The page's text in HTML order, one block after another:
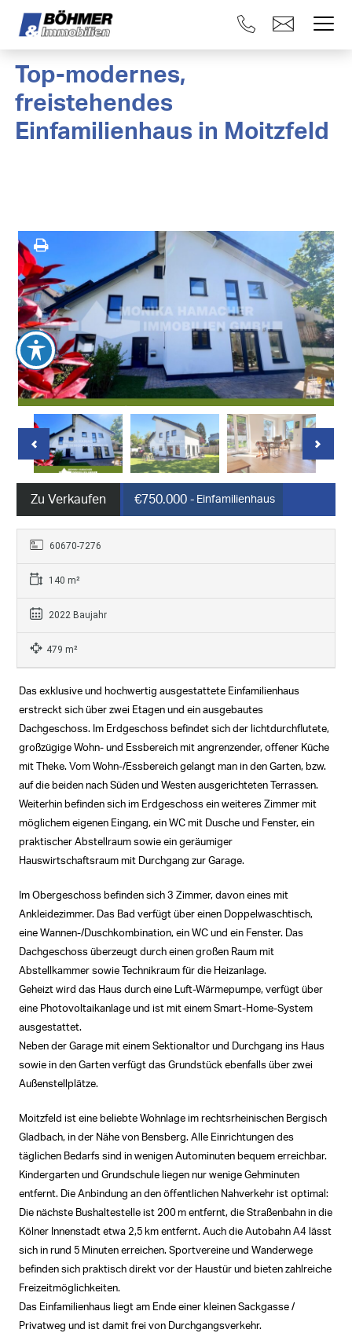
Zu Verkaufen €750.000 - Einfamilienhaus
60670-7276
140 m²
2022 Baujahr
479 m²
Das exklusive und hochwertig ausgestattete Einfamilienhaus
erstreckt sich über zwei Etagen und ein ausgebautes
Dachgeschoss. Im Erdgeschoss befindet sich der lichtdurchflutete,
großzügige Wohn- und Essbereich mit angrenzender, offener Küche
mit Theke. Vom Wohn-/Essbereich gelangt man in den Garten, bzw.
auf die beiden nach Süden und Westen ausgerichteten Terrassen.
Weiterhin befinden sich im Erdgeschoss ein weiteres Zimmer mit
möglichem eigenen Eingang, ein WC mit Dusche und Fenster, ein
praktischer Abstellraum sowie ein geräumiger
Hauswirtschaftsraum mit Durchgang zur Garage.
Im Obergeschoss befinden sich 3 Zimmer, davon eines mit
Ankleidezimmer. Das Bad verfügt über einen Doppelwaschtisch,
eine Wannen-/Duschkombination, ein WC und ein Fenster. Das
Dachgeschoss überzeugt durch einen großen Raum mit
Abstellkammer sowie Technikraum für die Heizanlage.
Geheizt wird das Haus durch eine Luft-Wärmepumpe, verfügt über
eine Photovoltaikanlage und ist mit einem Smart-Home-System
ausgestattet.
Neben der Garage mit einem Sektionaltor und Durchgang ins Haus
sowie in den Garten verfügt das Grundstück ebenfalls über zwei
Außenstellplätze.
Moitzfeld ist eine beliebte Wohnlage im rechtsrheinischen Bergisch
Gladbach, in der Nähe von Bensberg. Alle Einrichtungen des
täglichen Bedarfs sind in wenigen Autominuten bequem erreichbar.
Kindergarten und Grundschule liegen nur wenige Gehminuten
entfernt. Die Anbindung an den öffentlichen Nahverkehr ist optimal:
Die nächste Bushaltestelle ist 200 m entfernt, die Straßenbahn in die
Kölner Innenstadt etwa 2,5 km entfernt. Auch die Autobahn A4 lässt
sich in rund 5 Minuten erreichen. Sportvereine und Wanderwege
befinden sich praktisch direkt vor der Haustür und bieten zahlreiche
Freizeitmöglichkeiten.
Das Einfamilienhaus liegt am Ende einer kleinen Sackgasse /
Privatweg und ist damit frei von Durchgangsverkehr.